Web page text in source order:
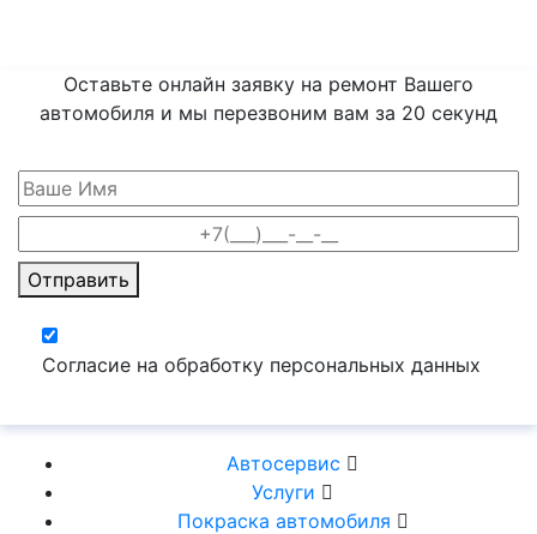
Оставьте онлайн заявку на ремонт Вашего
автомобиля и мы перезвоним вам за 20 секунд
Отправить
Согласие на обработку персональных данных
Автосервис
Услуги
Покраска автомобиля